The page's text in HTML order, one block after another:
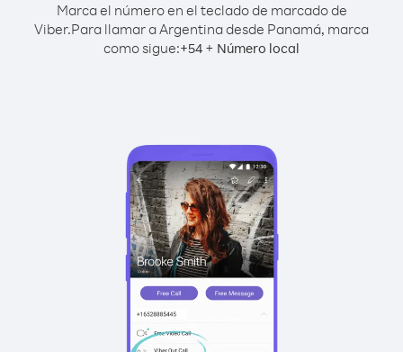
Marca el número en el teclado de marcado de
Viber.Para llamar a Argentina desde Panamá, marca
como sigue:+54 + Número local